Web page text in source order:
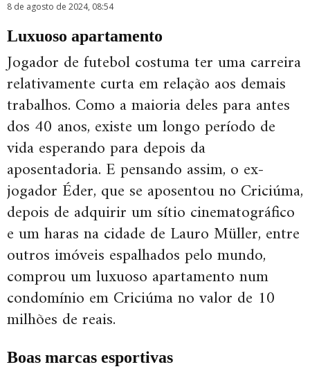
8 de agosto de 2024, 08:54
Luxuoso apartamento
Jogador de futebol costuma ter uma carreira
relativamente curta em relação aos demais
trabalhos. Como a maioria deles para antes
dos 40 anos, existe um longo período de
vida esperando para depois da
aposentadoria. E pensando assim, o ex-
jogador Éder, que se aposentou no Criciúma,
depois de adquirir um sítio cinematográfico
e um haras na cidade de Lauro Müller, entre
outros imóveis espalhados pelo mundo,
comprou um luxuoso apartamento num
condomínio em Criciúma no valor de 10
milhões de reais.
Boas marcas esportivas